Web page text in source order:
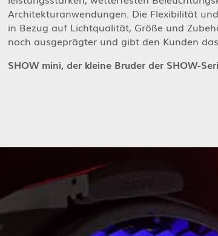
Architekturanwendungen. Die Flexibilität
in Bezug auf Lichtqualität, Größe und
noch ausgeprägter und gibt den Kunden
SHOW mini, der kleine Bruder der SHOW-